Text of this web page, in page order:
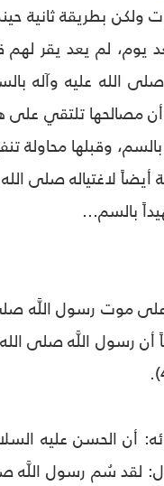
ولكن بطريقة
يوم، لم يعد يقر
الله عليه وآله
تلتقي على
وقبلها محاولة
لاغتياله صلى
بالسم...
موت رسول اللَّه
رسول اللَّه صلى
أن الحسن عليه
لقد سُم رسول اللَّه